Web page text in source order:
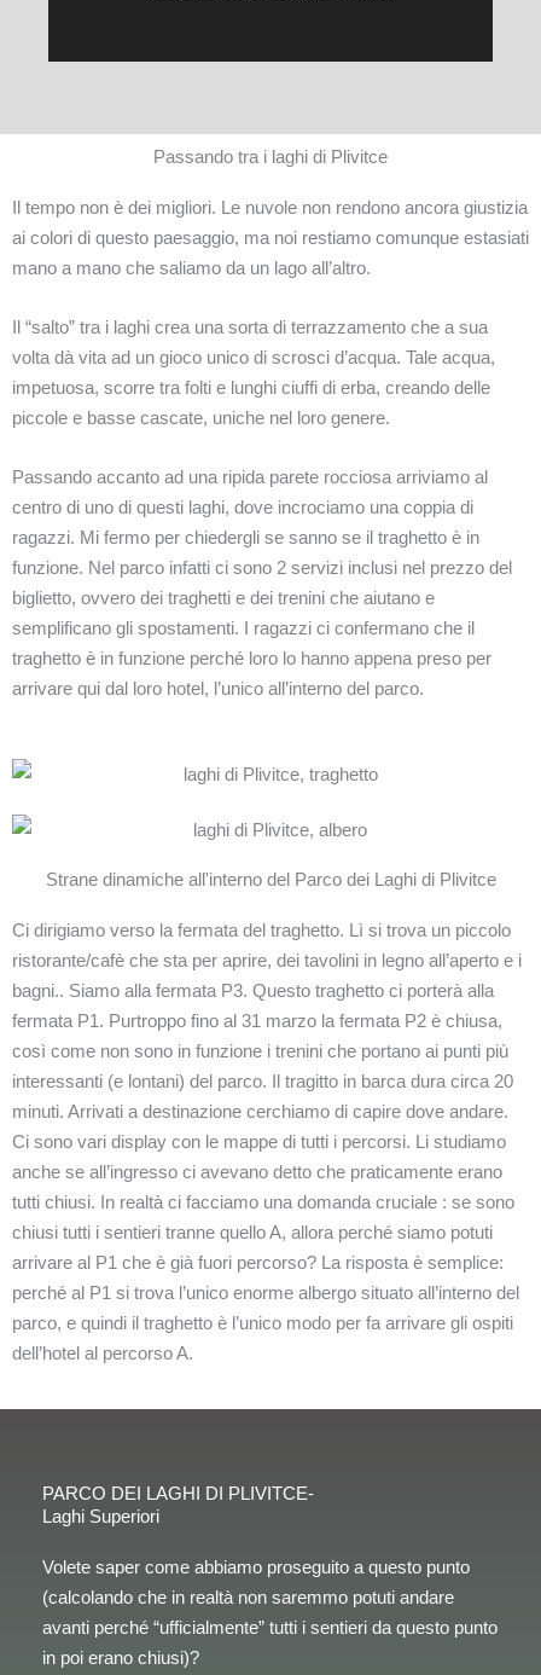
Passando tra i laghi di Plivitce
Il tempo non è dei migliori. Le nuvole non rendono ancora giustizia
ai colori di questo paesaggio, ma noi restiamo comunque estasiati
mano a mano che saliamo da un lago all’altro.
Il “salto” tra i laghi crea una sorta di terrazzamento che a sua
volta dà vita ad un gioco unico di scrosci d’acqua. Tale acqua,
impetuosa, scorre tra folti e lunghi ciuffi di erba, creando delle
piccole e basse cascate, uniche nel loro genere.
Passando accanto ad una ripida parete rocciosa arriviamo al
centro di uno di questi laghi, dove incrociamo una coppia di
ragazzi. Mi fermo per chiedergli se sanno se il traghetto è in
funzione. Nel parco infatti ci sono 2 servizi inclusi nel prezzo del
biglietto, ovvero dei traghetti e dei trenini che aiutano e
semplificano gli spostamenti. I ragazzi ci confermano che il
traghetto è in funzione perché loro lo hanno appena preso per
arrivare qui dal loro hotel, l’unico all’interno del parco.
Strane dinamiche all'interno del Parco dei Laghi di Plivitce
Ci dirigiamo verso la fermata del traghetto. Lì si trova un piccolo
ristorante/cafè che sta per aprire, dei tavolini in legno all’aperto e i
bagni.. Siamo alla fermata P3. Questo traghetto ci porterà alla
fermata P1. Purtroppo fino al 31 marzo la fermata P2 è chiusa,
così come non sono in funzione i trenini che portano ai punti più
interessanti (e lontani) del parco. Il tragitto in barca dura circa 20
minuti. Arrivati a destinazione cerchiamo di capire dove andare.
Ci sono vari display con le mappe di tutti i percorsi. Li studiamo
anche se all’ingresso ci avevano detto che praticamente erano
tutti chiusi. In realtà ci facciamo una domanda cruciale : se sono
chiusi tutti i sentieri tranne quello A, allora perché siamo potuti
arrivare al P1 che è già fuori percorso? La risposta è semplice:
perché al P1 si trova l’unico enorme albergo situato all’interno del
parco, e quindi il traghetto è l’unico modo per fa arrivare gli ospiti
dell’hotel al percorso A.
PARCO DEI LAGHI DI PLIVITCE-
Laghi Superiori
Volete saper come abbiamo proseguito a questo punto
(calcolando che in realtà non saremmo potuti andare
avanti perché “ufficialmente” tutti i sentieri da questo punto
in poi erano chiusi)?